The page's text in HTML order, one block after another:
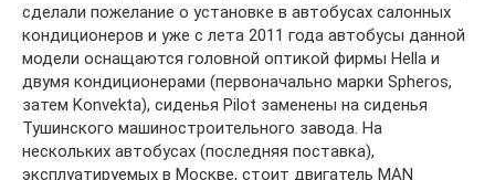
сделали пожелание о установке в автобусах салонных
кондиционеров и уже с лета 2011 года автобусы данной
модели оснащаются головной оптикой фирмы Hella и
двумя кондиционерами (первоначально марки Spheros,
затем Konvekta), сиденья Pilot заменены на сиденья
Тушинского машиностроительного завода. На
нескольких автобусах (последняя поставка),
эксплуатируемых в Москве, стоит двигатель MAN